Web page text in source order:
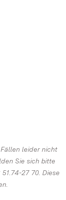
leider nicht
Sie sich bitte
27 70. Diese